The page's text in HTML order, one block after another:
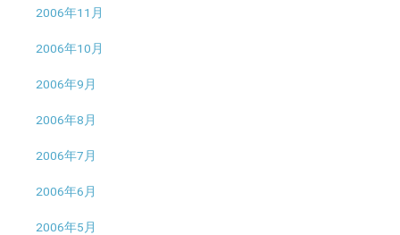
2006年11月
2006年10月
2006年9月
2006年8月
2006年7月
2006年6月
2006年5月